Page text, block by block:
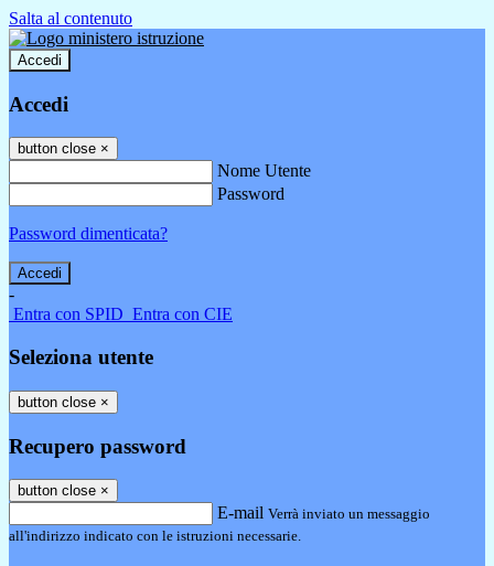
Salta al contenuto
Accedi
Accedi
button close ×
Nome Utente
Password
Password dimenticata?
-
Entra con SPID Entra con CIE
Seleziona utente
button close ×
Recupero password
button close ×
E-mail Verrà inviato un messaggio
all'indirizzo indicato con le istruzioni necessarie.